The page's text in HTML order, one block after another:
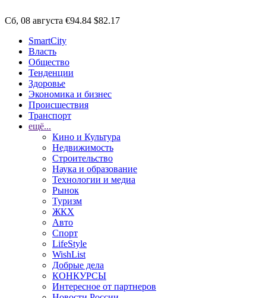
Сб, 08 августа €94.84 $82.17
SmartCity
Власть
Общество
Тенденции
Здоровье
Экономика и бизнес
Происшествия
Транспорт
ещё...
Кино и Культура
Недвижимость
Строительство
Наука и образование
Технологии и медиа
Рынок
Туризм
ЖКХ
Авто
Спорт
LifeStyle
WishList
Добрые дела
КОНКУРСЫ
Интересное от партнеров